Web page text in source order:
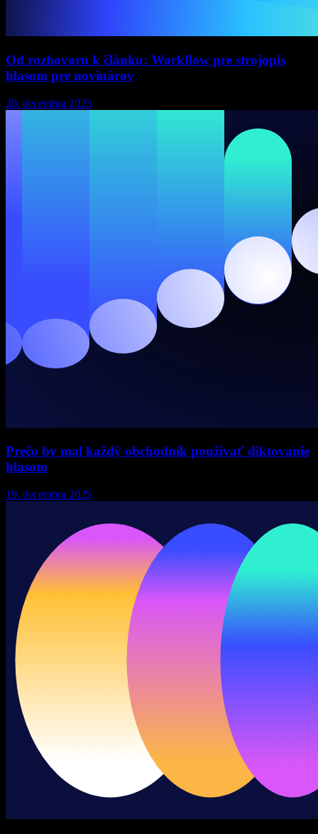
Od rozhovoru k článku: Workflow pre strojopis
hlasom pre novinárov
20. decembra 2025
Prečo by mal každý obchodník používať diktovanie
hlasom
19. decembra 2025